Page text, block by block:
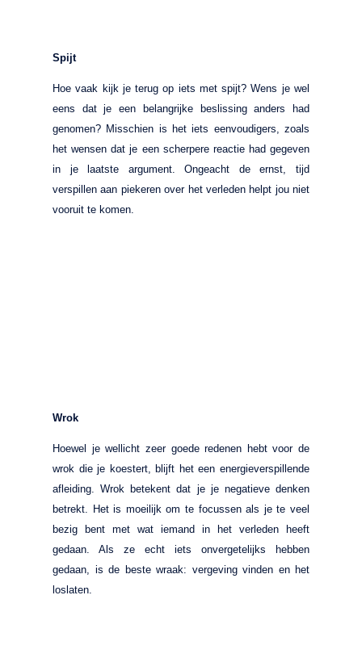
Spijt
Hoe vaak kijk je terug op iets met spijt? Wens je wel
eens dat je een belangrijke beslissing anders had
genomen? Misschien is het iets eenvoudigers, zoals
het wensen dat je een scherpere reactie had gegeven
in je laatste argument. Ongeacht de ernst, tijd
verspillen aan piekeren over het verleden helpt jou niet
vooruit te komen.
Wrok
Hoewel je wellicht zeer goede redenen hebt voor de
wrok die je koestert, blijft het een energieverspillende
afleiding. Wrok betekent dat je je negatieve denken
betrekt. Het is moeilijk om te focussen als je te veel
bezig bent met wat iemand in het verleden heeft
gedaan. Als ze echt iets onvergetelijks hebben
gedaan, is de beste wraak: vergeving vinden en het
loslaten.